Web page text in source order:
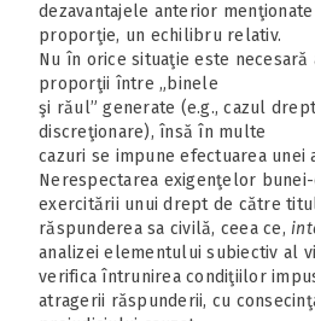
dezavantajele anterior
proporţie, un echilibru relativ.
Nu în orice situaţie este necesară
proporţii între „binele
şi răul” generate (e.g., cazul
discreţionare), însă în multe
cazuri se impune efectuarea unei
Nerespectarea exigenţelor
exercitării unui drept de către
răspunderea sa civilă, ceea ce,
analizei elementului subiectiv al
verifica întrunirea condiţiilor
atragerii răspunderii, cu